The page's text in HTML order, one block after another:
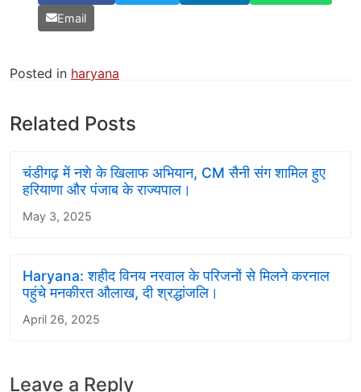
Email
Posted in haryana
Related Posts
चंडीगढ़ में नशे के खिलाफ अभियान, CM सैनी संग शामिल हुए
हरियाणा और पंजाब के राज्यपाल।
May 3, 2025
Haryana: शहीद विनय नरवाल के परिजनों से मिलने करनाल
पहुंचे मनकीरत औलाख, दी श्रद्धांजलि।
April 26, 2025
Leave a Reply